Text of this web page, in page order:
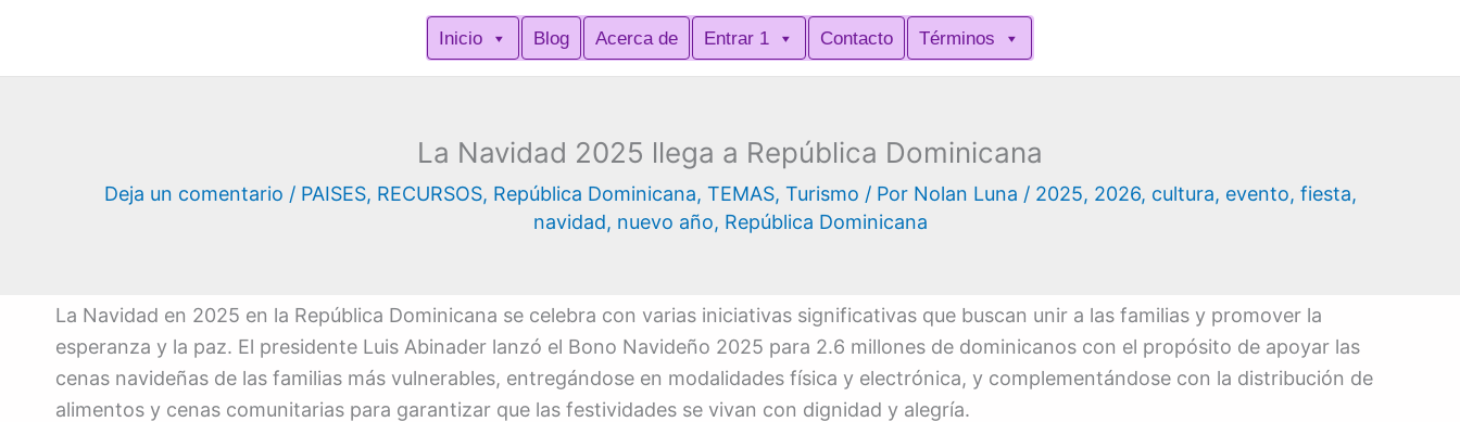
contenido
Inicio Blog Acerca de Entrar 1 Contacto Términos
La Navidad 2025 llega a República Dominicana
Deja un comentario / PAISES, RECURSOS, República Dominicana, TEMAS, Turismo / Por Nolan Luna / 2025, 2026, cultura, evento, fiesta,
navidad, nuevo año, República Dominicana
La Navidad en 2025 en la República Dominicana se celebra con varias iniciativas significativas que buscan unir a las familias y promover la
esperanza y la paz. El presidente Luis Abinader lanzó el Bono Navideño 2025 para 2.6 millones de dominicanos con el propósito de apoyar las
cenas navideñas de las familias más vulnerables, entregándose en modalidades física y electrónica, y complementándose con la distribución de
alimentos y cenas comunitarias para garantizar que las festividades se vivan con dignidad y alegría.